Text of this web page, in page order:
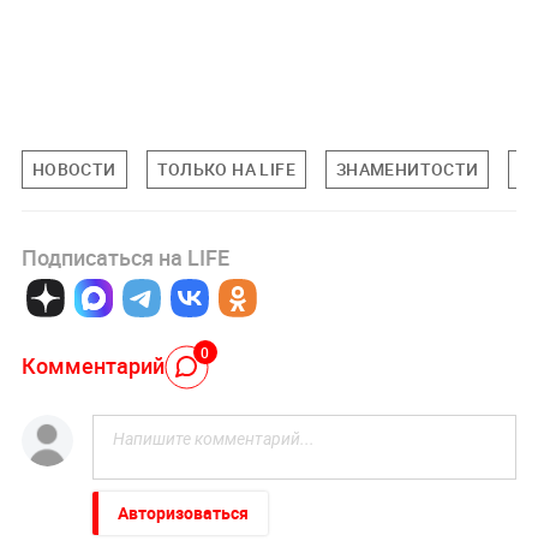
НОВОСТИ ТОЛЬКО НА LIFE ЗНАМЕНИТОСТИ
Подписаться на LIFE
Комментарий 0
Авторизоваться